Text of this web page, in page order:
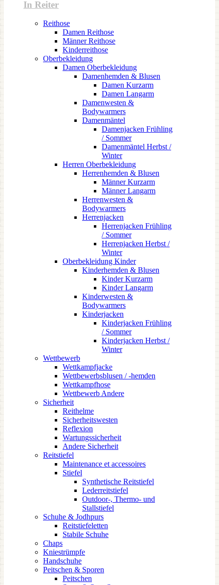
In Reiter
Reithose
Damen Reithose
Männer Reithose
Kinderreithose
Oberbekleidung
Damen Oberbekleidung
Damenhemden & Blusen
Damen Kurzarm
Damen Langarm
Damenwesten &
Bodywarmers
Damenmäntel
Damenjacken Frühling
/ Sommer
Damenmäntel Herbst /
Winter
Herren Oberbekleidung
Herrenhemden & Blusen
Männer Kurzarm
Männer Langarm
Herrenwesten &
Bodywarmers
Herrenjacken
Herrenjacken Frühling
/ Sommer
Herrenjacken Herbst /
Winter
Oberbekleidung Kinder
Kinderhemden & Blusen
Kinder Kurzarm
Kinder Langarm
Kinderwesten &
Bodywarmers
Kinderjacken
Kinderjacken Frühling
/ Sommer
Kinderjacken Herbst /
Winter
Wettbewerb
Wettkampfjacke
Wettbewerbsblusen / -hemden
Wettkampfhose
Wettbewerb Andere
Sicherheit
Reithelme
Sicherheitswesten
Reflexion
Wartungssicherheit
Andere Sicherheit
Reitstiefel
Maintenance et accessoires
Stiefel
Synthetische Reitstiefel
Lederreitstiefel
Outdoor-, Thermo- und
Stallstiefel
Schuhe & Jodhpurs
Reitstiefeletten
Stabile Schuhe
Chaps
Kniestrümpfe
Handschuhe
Peitschen & Sporen
Peitschen